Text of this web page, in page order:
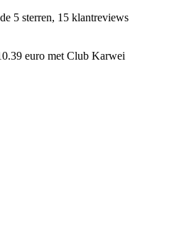
5 sterren, 15 klantreviews
euro met Club Karwei